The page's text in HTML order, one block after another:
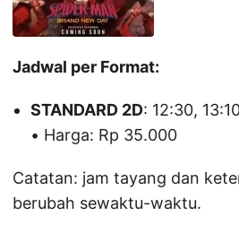
Jadwal per Format:
STANDARD 2D: 12:30,
• Harga: Rp 35.000
Catatan: jam tayang dan
berubah sewaktu-waktu.